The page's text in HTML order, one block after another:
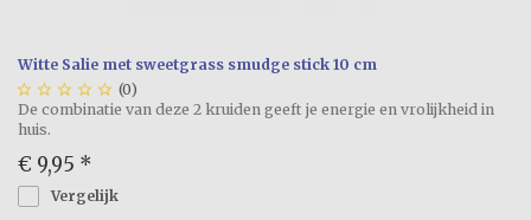
Witte Salie met sweetgrass smudge stick 10 cm
     (0)
De combinatie van deze 2 kruiden geeft je energie en vrolijkheid in
huis.
€ 9,95 *
Vergelijk